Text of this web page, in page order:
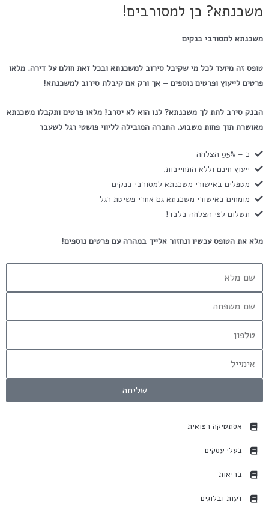
אסתטיקה רפואית
בעלי עסקים
בריאות
דעות ובלוגים
משכנתא? כן למסורבים!
משכנתא למסורבי בנקים
טופס זה מיועד לכל מי שקיבל סירוב למשכנתא ובכל זאת חולם על דירה. מלאו
פרטים לייעוץ ופרטים נוספים – אך ורק אם קיבלת סירוב למשכנתא!
הבנק סירב לתת לך משכנתא? לנו הוא לא יסרב! מלאו פרטים ותקבלו משכנתא
מאושרת תוך פחות משבוע. החברה המובילה לליווי פושטי רגל לשעבר
כ – 95% הצלחה
ייעוץ חינם וללא התחייבות.
מטפלים באישורי משכנתא למסורבי בנקים
מומחים באישורי משכנתא גם אחרי פשיטת רגל
תשלום לפי הצלחה בלבד!
מלא את הטופס עכשיו ונחזור אלייך במהרה עם פרטים נוספים!
שליחה